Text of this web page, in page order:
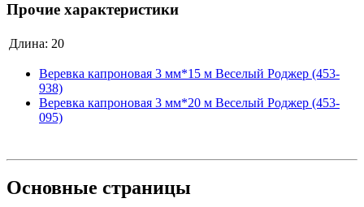
Прочие характеристики
Длина: 20
Веревка капроновая 3 мм*15 м Веселый Роджер (453-
938)
Веревка капроновая 3 мм*20 м Веселый Роджер (453-
095)
Основные страницы